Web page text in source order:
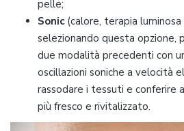
pelle;
Sonic (calore, terapia
selezionando questa opzione,
due modalità precedenti con
oscillazioni soniche a velocità
rassodare i tessuti e conferire
più fresco e rivitalizzato.